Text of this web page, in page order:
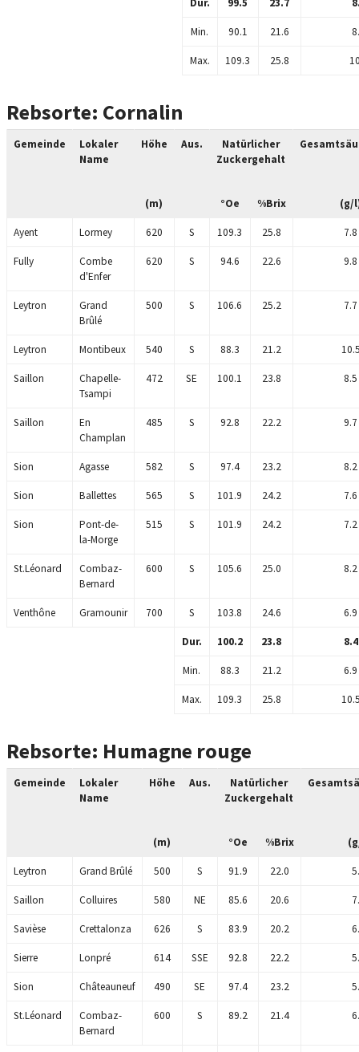
Dur. 99.5 23.7
Min. 90.1 21.6
Max. 109.3 25.8
Rebsorte: Cornalin
Gemeinde
Lokaler
Name
Höhe Aus.
Natürlicher
Zuckergehalt
(m) °Oe %Brix (g/
Ayent Lormey 620 S 109.3 25.8 7.8
Fully
Combe
d'Enfer
620 S 94.6 22.6 9.8
Leytron
Grand
Brûlé
500 S 106.6 25.2 7.7
Leytron Montibeux 540 S 88.3 21.2
Saillon
Chapelle-
Tsampi
472 SE 100.1 23.8 8.5
Saillon
En
Champlan
485 S 92.8 22.2 9.7
Sion Agasse 582 S 97.4 23.2 8.2
Sion Ballettes 565 S 101.9 24.2 7.6
Sion
Pont-de-
la-Morge
515 S 101.9 24.2 7.2
St.Léonard
Combaz-
Bernard
600 S 105.6 25.0 8.2
Venthône Gramounir 700 S 103.8 24.6 6.9
Dur. 100.2 23.8 8.4
Min. 88.3 21.2 6.9
Max. 109.3 25.8
Rebsorte: Humagne rouge
Gemeinde
Lokaler
Name
Höhe Aus.
Natürlicher
Zuckergehalt
(m) °Oe %Brix
Leytron Grand Brûlé 500 S 91.9 22.0
Saillon Colluires 580 NE 85.6 20.6
Savièse Crettalonza 626 S 83.9 20.2
Sierre Lonpré 614 SSE 92.8 22.2
Sion Châteauneuf 490 SE 97.4 23.2
St.Léonard
Combaz-
Bernard
600 S 89.2 21.4